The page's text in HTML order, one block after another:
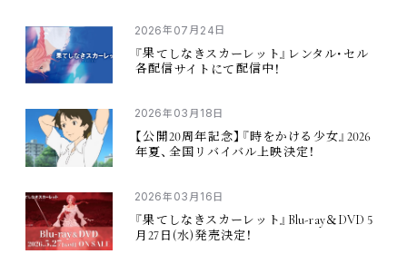
2026年 07 月 24 日
『果てしなきスカーレット』レンタル・セル
各配信サイトにて配信中！
2026年 03 月 18 日
【 公開20周年記念】『時をかける 少女』2026
年夏、 全国 リバイバル上映決定！
2026年 03 月 16 日
『果てしなきスカーレット』 Blu-ray＆DVD 5
月27 日 (水)発売決定！